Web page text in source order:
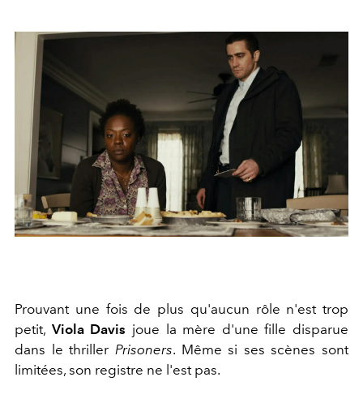
Prouvant une fois de plus qu'aucun rôle n'est trop
petit, Viola Davis joue la mère d'une fille disparue
dans le thriller Prisoners. Même si ses scènes sont
limitées, son registre ne l'est pas.